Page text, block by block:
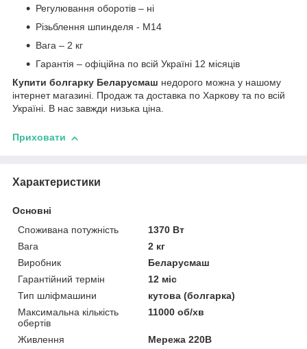
Регулювання оборотів – ні
Різьблення шпинделя - М14
Вага – 2 кг
Гарантія – офіційна по всій Україні 12 місяців
Купити болгарку Беларусмаш недорого можна у нашому
інтернет магазині. Продаж та доставка по Харкову та по всій
Україні. В нас завжди низька ціна.
Приховати
Характеристики
Основні
Споживана потужність
1370 Вт
Вага
2 кг
Виробник
Беларусмаш
Гарантійний термін
12 міс
Тип шліфмашини
кутова (болгарка)
Максимальна кількість
обертів
11000 об/хв
Живлення
Мережа 220В